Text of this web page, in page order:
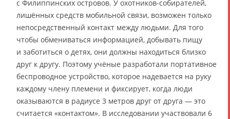
с Филиппинских островов. У охотников-собирателей,
лишённых средств мобильной связи, возможен только
непосредственный контакт между людьми. Для того
чтобы обмениваться информацией, добывать пищу
и заботиться о детях, они должны находиться близко
друг к другу. Поэтому учёные разработали портативное
беспроводное устройство, которое надевается на руку
каждому члену племени и фиксирует, когда люди
оказываются в радиусе 3 метров друг от друга — это
считается «контактом». В исследовании участвовали 6